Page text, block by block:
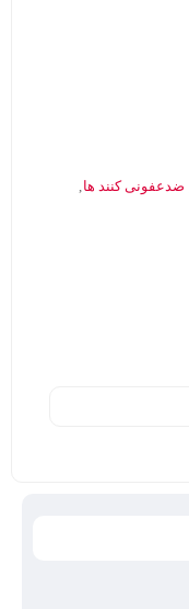
ضدعفونی کنند ها